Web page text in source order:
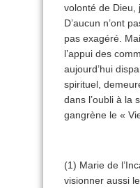
volonté de Dieu,
D’aucun n’ont
pas exagéré.
l’appui des
aujourd’hui
spirituel,
dans l’oubli à la
gangrène le «
(1) Marie de
visionner aussi